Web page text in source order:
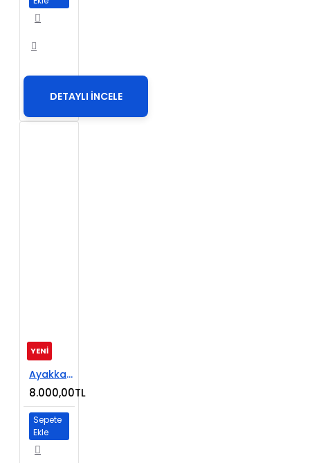
DETAYLI İNCELE
YENİ
Ayakkabı Satışı E-Ticaret Web Sitesi
8.000,00TL
Sepete
Ekle